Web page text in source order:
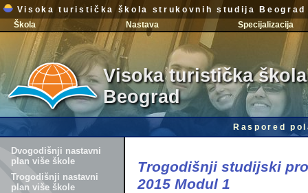
Visoka turistička škola strukovnih studija Beograd
Škola
Nastava Specijalizacija
Visoka turistička
Beograd
Raspored
Dvogodišnji nastavni
plan više škole
Trogodišnji nastavni
plan više škole
Trogodišnji studijski
2015 Modul 1